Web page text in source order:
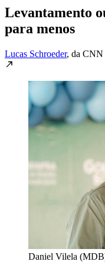
Levantamento
para menos
Lucas Schroeder, da CNN
Daniel Vilela